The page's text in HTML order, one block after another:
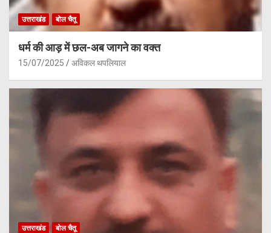
उत्तराखंड बोल चैतू
धर्म की आड़ में छल-अब जागने का वक्त
15/07/2025 अविकल थपलियाल
उत्तराखंड बोल चैतू